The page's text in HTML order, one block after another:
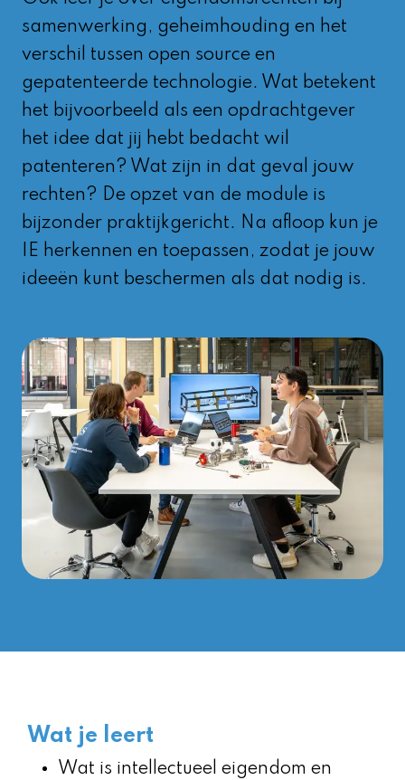
samenwerking, geheimhouding en het
verschil tussen open source en
gepatenteerde technologie. Wat betekent
het bijvoorbeeld als een opdrachtgever
het idee dat jij hebt bedacht wil
patenteren? Wat zijn in dat geval jouw
rechten? De opzet van de module is
bijzonder praktijkgericht. Na afloop kun je
IE herkennen en toepassen, zodat je jouw
ideeën kunt beschermen als dat nodig is.
Wat je leert
Wat is intellectueel eigendom en